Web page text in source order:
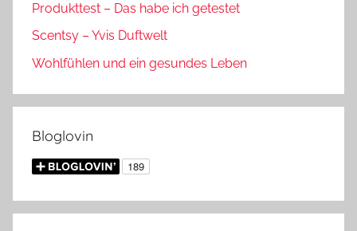
Produkttest – Das habe ich getestet
Scentsy – Yvis Duftwelt
Wohlfühlen und ein gesundes Leben
Bloglovin